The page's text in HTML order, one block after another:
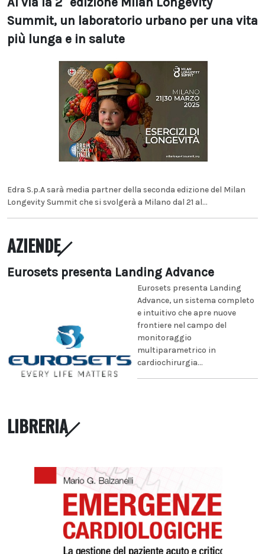
Summit, un laboratorio urbano per una vita
più lunga e in salute
Edra S.p.A sarà media partner della seconda edizione del Milan
Longevity Summit che si svolgerà a Milano dal 21 al...
AZIENDE
Eurosets presenta Landing Advance
Eurosets presenta Landing
Advance, un sistema completo
e intuitivo che apre nuove
frontiere nel campo del
monitoraggio
multiparametrico in
cardiochirurgia...
LIBRERIA